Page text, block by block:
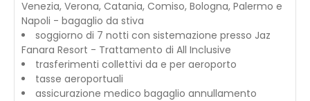
Venezia, Verona, Catania, Comiso, Bologna, Palermo e
Napoli - bagaglio da stiva
soggiorno di 7 notti con sistemazione presso Jaz
Fanara Resort - Trattamento di All Inclusive
trasferimenti collettivi da e per aeroporto
tasse aeroportuali
assicurazione medico bagaglio annullamento